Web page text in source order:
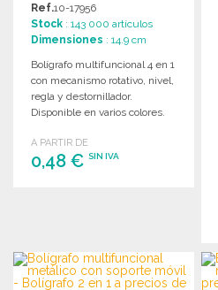
Ref.10-17956
Stock : 143 000 artículos
Dimensiones : 14.9 cm
Bolígrafo multifuncional 4 en 1
con mecanismo rotativo, nivel,
regla y destornillador.
Disponible en varios colores.
A PARTIR DE
0,48 € SIN IVA